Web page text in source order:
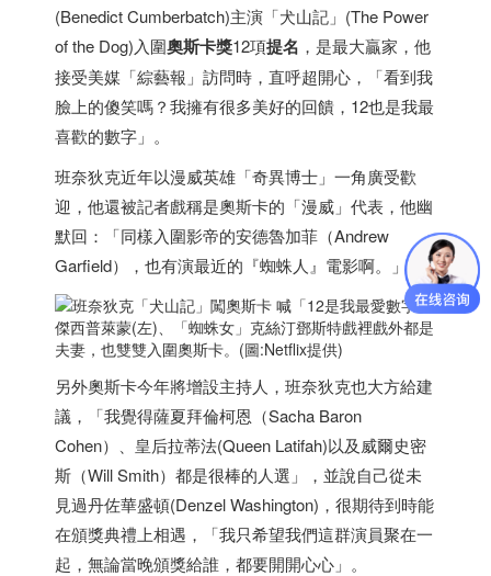
(Benedict Cumberbatch)主演「犬山記」(The Power
of the Dog)入圍奧斯卡獎12項提名 ，是最大贏家，他
接受美媒「綜藝報」訪問時，直呼超開心，「看到我
臉上的傻笑嗎？我擁有很多美好的回饋，12也是我最
喜歡的數字」。
班奈狄克近年以漫威英雄「奇異博士」一角廣受歡
迎，他還被記者戲稱是奧斯卡的「漫威」代表，他幽
默回：「同樣入圍影帝的安德魯加菲（Andrew
Garfield），也有演最近的『蜘蛛人』電影啊。」
傑西普萊蒙(左)、「蜘蛛女」克絲汀鄧斯特戲裡戲外都是
夫妻，也雙雙入圍奧斯卡。(圖:Netflix提供)
另外奧斯卡今年將增設主持人，班奈狄克也大方給建
議，「我覺得薩夏拜倫柯恩（Sacha Baron
Cohen）、皇后拉蒂法(Queen Latifah)以及威爾史密
斯（Will Smith）都是很棒的人選」，並說自己從未
見過丹佐華盛頓(Denzel Washington)，很期待到時能
在頒獎典禮上相遇，「我只希望我們這群演員聚在一
起，無論當晚頒獎給誰，都要開開心心」。